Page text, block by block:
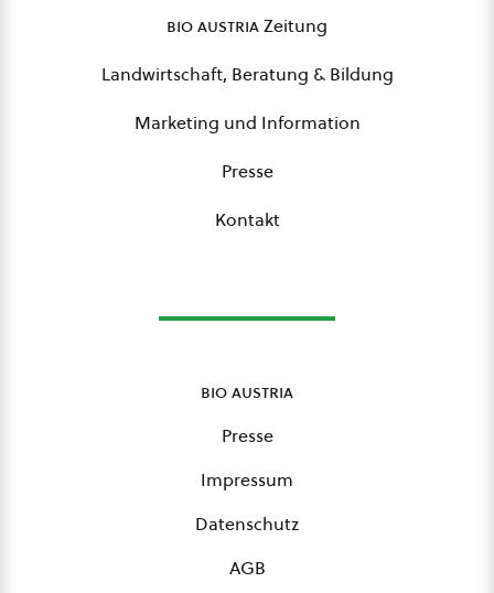
bio austriaZeitung
Landwirtschaft, Beratung & Bildung
Marketing und Information
Presse
Kontakt
bio austria
Presse
Impressum
Datenschutz
AGB